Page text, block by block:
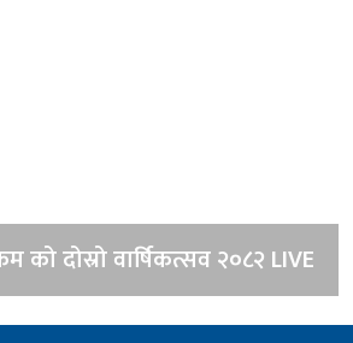
दोस्रो वार्षिकत्सव २०८२ LIVE